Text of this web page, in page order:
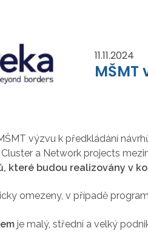
11.11.2024
MŠMT
výzvu k předkládání
a Network projects
které budou realizovány v
omezeny, v případě
je malý, střední a velký